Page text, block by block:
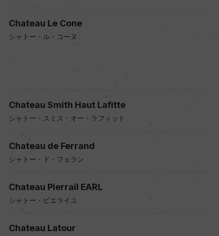
Chateau Le Cone
シャトー・ル・コーヌ
Chateau Smith Haut Lafitte
シャトー・スミス・オー・ラフィット
Chateau de Ferrand
シャトー・ド・フェラン
Chateau Pierrail EARL
シャトー・ピエライユ
Chateau Latour